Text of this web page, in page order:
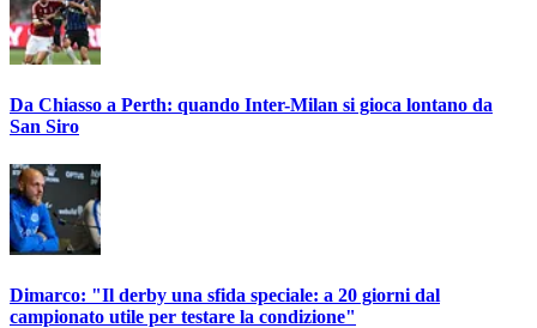
Da Chiasso a Perth: quando Inter-Milan si gioca lontano da
San Siro
Dimarco: "Il derby una sfida speciale: a 20 giorni dal
campionato utile per testare la condizione"